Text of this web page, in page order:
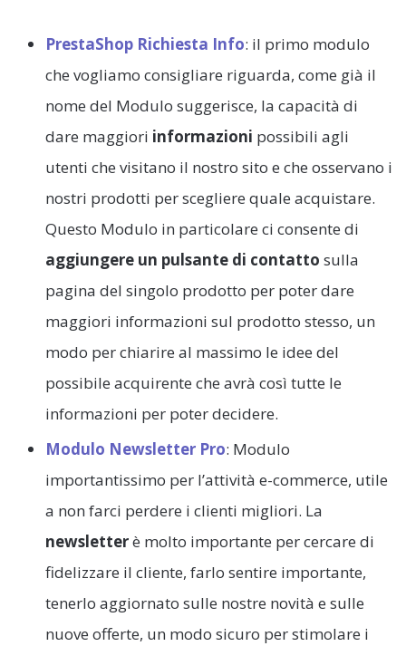
PrestaShop Richiesta Info: il primo modulo
che vogliamo consigliare riguarda, come già il
nome del Modulo suggerisce, la capacità di
dare maggiori informazioni possibili agli
utenti che visitano il nostro sito e che osservano i
nostri prodotti per scegliere quale acquistare.
Questo Modulo in particolare ci consente di
aggiungere un pulsante di contatto sulla
pagina del singolo prodotto per poter dare
maggiori informazioni sul prodotto stesso, un
modo per chiarire al massimo le idee del
possibile acquirente che avrà così tutte le
informazioni per poter decidere.
Modulo Newsletter Pro: Modulo
importantissimo per l’attività e-commerce, utile
a non farci perdere i clienti migliori. La
newsletterè molto importante per cercare di
fidelizzare il cliente, farlo sentire importante,
tenerlo aggiornato sulle nostre novità e sulle
nuove offerte, un modo sicuro per stimolare i